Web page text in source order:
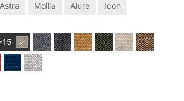
Astra Mollia Alure
Icon
15